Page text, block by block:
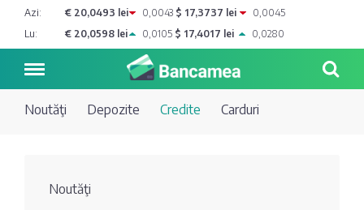
Azi: € 20,0493 lei 0,0043 $ 17,3737 lei
0,0045
Lu:
€ 20,0598 lei 0,0105 $ 17,4017 lei 0,0280
Noutăţi Depozite Credite Carduri
Noutăţi